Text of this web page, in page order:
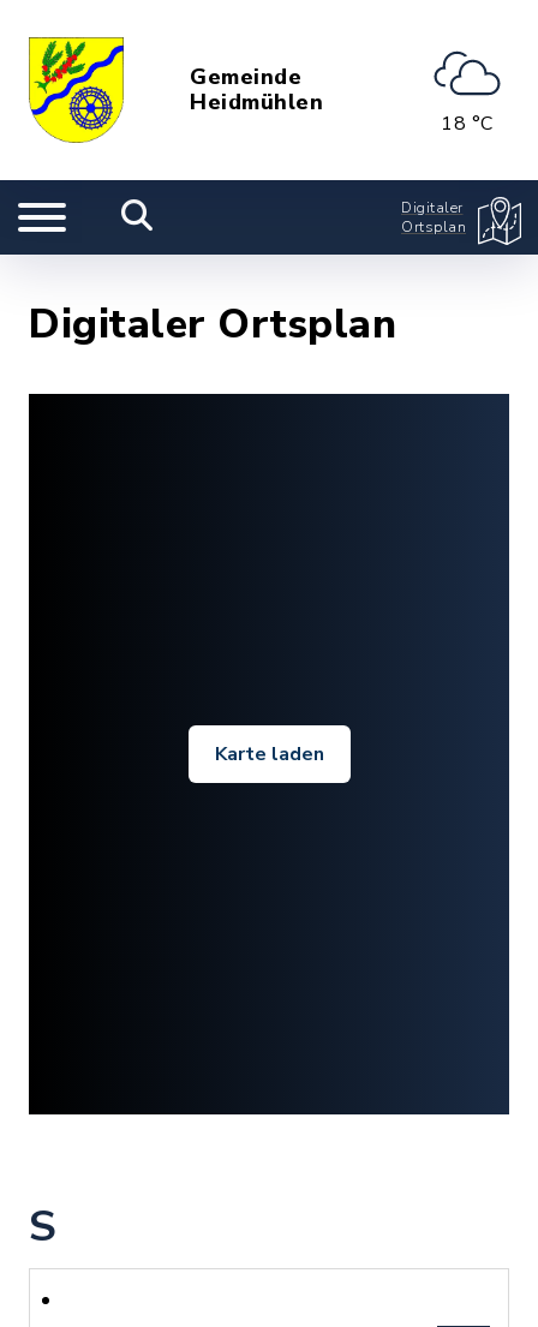
Gemeinde
Heidmühlen
18 °C
Digitaler
Ortsplan
Digitaler Ortsplan
Karte laden
S